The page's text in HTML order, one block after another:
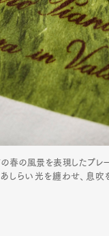
春の風景を表現したプレ
しらい光を纏わせ、息吹